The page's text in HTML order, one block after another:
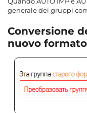
generale dei gruppi
Conversione
nuovo formato